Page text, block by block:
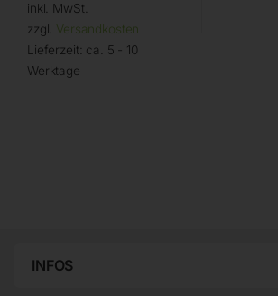
inkl. MwSt.
zzgl. Versandkosten
Lieferzeit: ca. 5 - 10
Werktage
INFOS